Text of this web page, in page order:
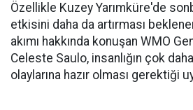
Özellikle Kuzey Yarımküre'de
etkisini daha da artırması
akımı hakkında konuşan WMO
Celeste Saulo, insanlığın çok
olaylarına hazır olması gerektiği